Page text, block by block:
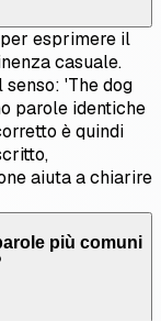
esprimere il
casuale.
'The dog
parole identiche
è quindi
aiuta a chiarire
più comuni